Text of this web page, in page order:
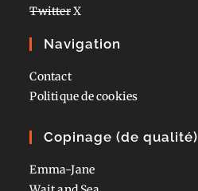
TwitterX
Navigation
Contact
Politique de cookies
Copinage (de qualité)
Emma-Jane